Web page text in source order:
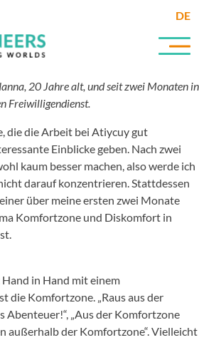
DE
20 Jahre alt, und seit zwei Monaten in
Freiwilligendienst.
die die Arbeit bei Atiycuy gut
Einblicke geben. Nach zwei
kaum besser machen, also werde ich
darauf konzentrieren. Stattdessen
über meine ersten zwei Monate
Komfortzone und Diskomfort in
Hand in Hand mit einem
die Komfortzone. „Raus aus der
Abenteuer!“, „Aus der Komfortzone
außerhalb der Komfortzone“. Vielleicht